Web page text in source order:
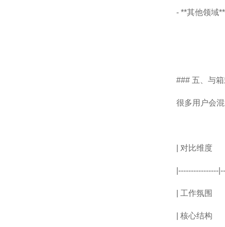
- **其他领域
### 五、与
很多用户会
| 对比
|----------------
| 工作氛围
| 核心结构